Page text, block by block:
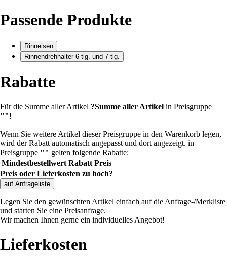
Passende Produkte
Rinneisen
Rinnendrehhalter 6-tlg. und 7-tlg.
Rabatte
Für die Summe aller Artikel ?Summe aller Artikel in Preisgruppe
""!
Wenn Sie weitere Artikel dieser Preisgruppe in den Warenkorb legen,
wird der Rabatt automatisch angepasst und dort angezeigt. in
Preisgruppe "" gelten folgende Rabatte:
Mindestbestellwert Rabatt Preis
Preis oder Lieferkosten zu hoch?
auf Anfrageliste
Legen Sie den gewünschten Artikel einfach auf die Anfrage-/Merkliste
und starten Sie eine Preisanfrage.
Wir machen Ihnen gerne ein individuelles Angebot!
Lieferkosten